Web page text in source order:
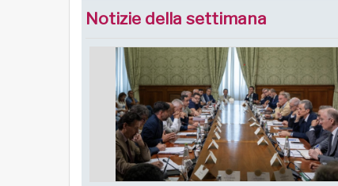
Notizie della settimana